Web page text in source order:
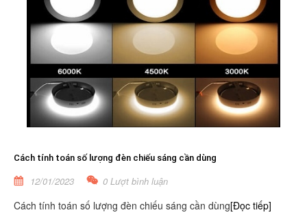
Cách tính toán số lượng đèn chiếu sáng cần dùng
12/01/2023 0 Lượt bình luận
Cách tính toán số lượng đèn chiếu sáng cần dùng[Đọc tiếp]